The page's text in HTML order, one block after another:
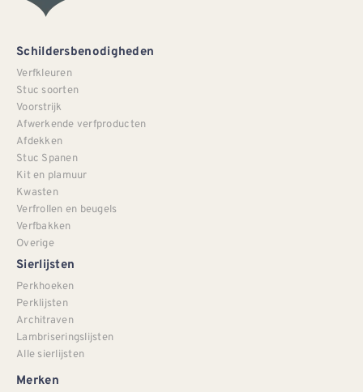
Schildersbenodigheden
Verfkleuren
Stuc soorten
Voorstrijk
Afwerkende verfproducten
Afdekken
Stuc Spanen
Kit en plamuur
Kwasten
Verfrollen en beugels
Verfbakken
Overige
Sierlijsten
Perkhoeken
Perklijsten
Architraven
Lambriseringslijsten
Alle sierlijsten
Merken